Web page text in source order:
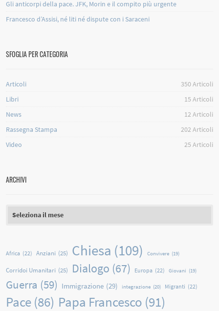
Gli anticorpi della pace. JFK, Morin e il compito più urgente
Francesco d’Assisi, né liti né dispute con i Saraceni
SFOGLIA PER CATEGORIA
Articoli 350Articoli
Libri
15 Articoli
News
12Articoli
Rassegna Stampa
202Articoli
Video
25 Articoli
ARCHIVI
Africa (22) Anziani (25) Chiesa (109) Convivere (19)
Corridoi Umanitari (25) Dialogo (67) Europa (22) Giovani (19)
Guerra (59) Immigrazione (29) integrazione (20) Migranti (22)
Pace (86) Papa Francesco (91)